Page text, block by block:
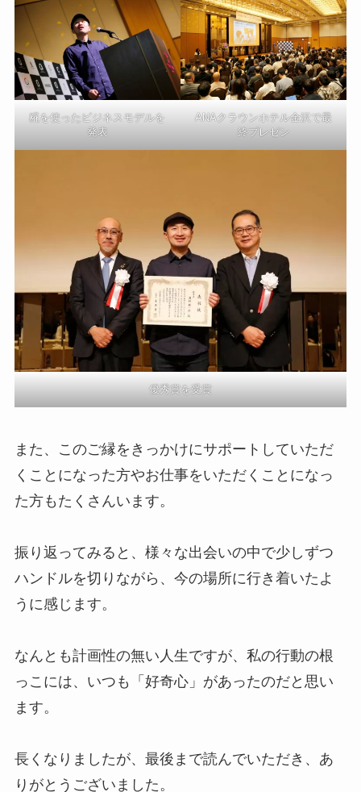
糀を使ったビジネスモデルを
発表
ANAクラウンホテル金沢で最
終プレゼン
優秀賞を受賞
また、このご縁をきっかけにサポートしていただ
くことになった方やお仕事をいただくことになっ
た方もたくさんいます。
振り返ってみると、様々な出会いの中で少しずつ
ハンドルを切りながら、今の場所に行き着いたよ
うに感じます。
なんとも計画性の無い人生ですが、私の行動の根
っこには、いつも「好奇心」があったのだと思い
ます。
長くなりましたが、最後まで読んでいただき、あ
りがとうございました。